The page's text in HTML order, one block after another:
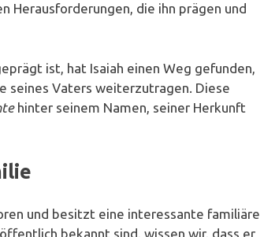
Herausforderungen, die ihn prägen und
ist, hat Isaiah einen Weg gefunden,
seines Vaters weiterzutragen. Diese
hinter seinem Namen, seiner Herkunft
und besitzt eine interessante familiäre
bekannt sind, wissen wir, dass er